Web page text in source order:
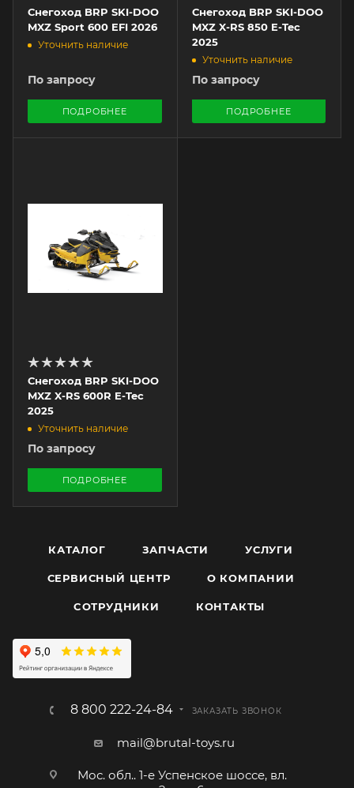
Снегоход BRP SKI-DOO
MXZ Sport 600 EFI 2026
Уточнить наличие
По запросу
ПОДРОБНЕЕ
Снегоход BRP SKI-DOO
MXZ X-RS 850 E-Tec
2025
Уточнить наличие
По запросу
ПОДРОБНЕЕ
Снегоход BRP SKI-DOO
MXZ X-RS 600R E-Tec
2025
Уточнить наличие
По запросу
ПОДРОБНЕЕ
КАТАЛОГ ЗАПЧАСТИ УСЛУГИ
СЕРВИСНЫЙ ЦЕНТР О КОМПАНИИ
CОТРУДНИКИ КОНТАКТЫ
8 800 222-24-84 ЗАКАЗАТЬ ЗВОНОК
mail@brutal-toys.ru
Мос. обл.. 1-е Успенское шоссе, вл.